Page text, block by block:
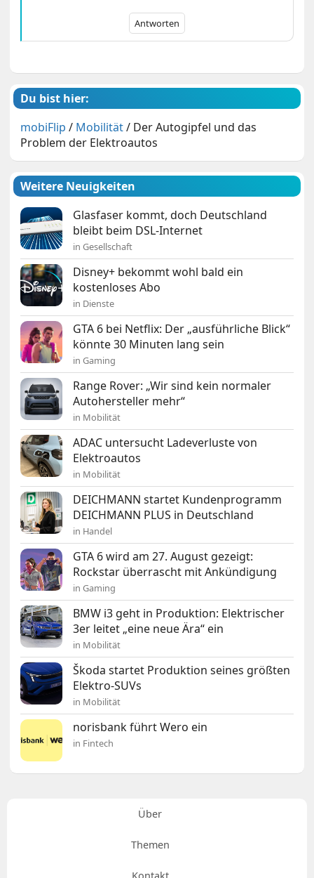
Antworten
Du bist hier:
mobiFlip / Mobilität/ Der Autogipfel und das
Problem der Elektroautos
Weitere Neuigkeiten
Glasfaser kommt, doch Deutschland
bleibt beim DSL-Internet
in Gesellschaft
Disney+ bekommt wohl bald ein
kostenloses Abo
in Dienste
GTA 6 bei Netflix: Der „ausführliche Blick“
könnte 30 Minuten lang sein
in Gaming
Range Rover: „Wir sind kein normaler
Autohersteller mehr“
in Mobilität
ADAC untersucht Ladeverluste von
Elektroautos
in Mobilität
DEICHMANN startet Kundenprogramm
DEICHMANN PLUS in Deutschland
in Handel
GTA 6 wird am 27. August gezeigt:
Rockstar überrascht mit Ankündigung
in Gaming
BMW i3 geht in Produktion: Elektrischer
3er leitet „eine neue Ära“ ein
in Mobilität
Škoda startet Produktion seines größten
Elektro-SUVs
in Mobilität
norisbank führt Wero ein
in Fintech
Über
Themen